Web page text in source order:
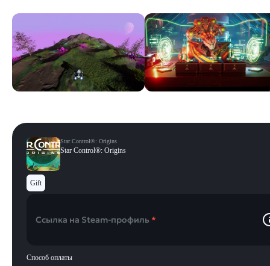
Star Control®: Origins
Star Control®: Origins
Gift
Ссылка на Steam-профиль *
Способ оплаты